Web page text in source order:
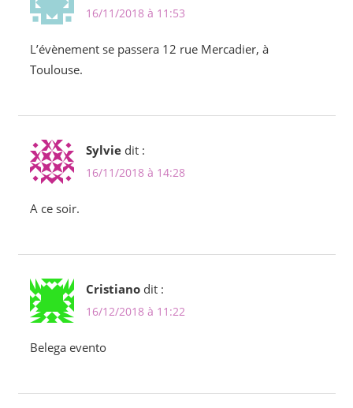
16/11/2018 à 11:53
L’évènement se passera 12 rue Mercadier, à
Toulouse.
Sylvie dit :
16/11/2018 à 14:28
A ce soir.
Cristiano dit :
16/12/2018 à 11:22
Belega evento